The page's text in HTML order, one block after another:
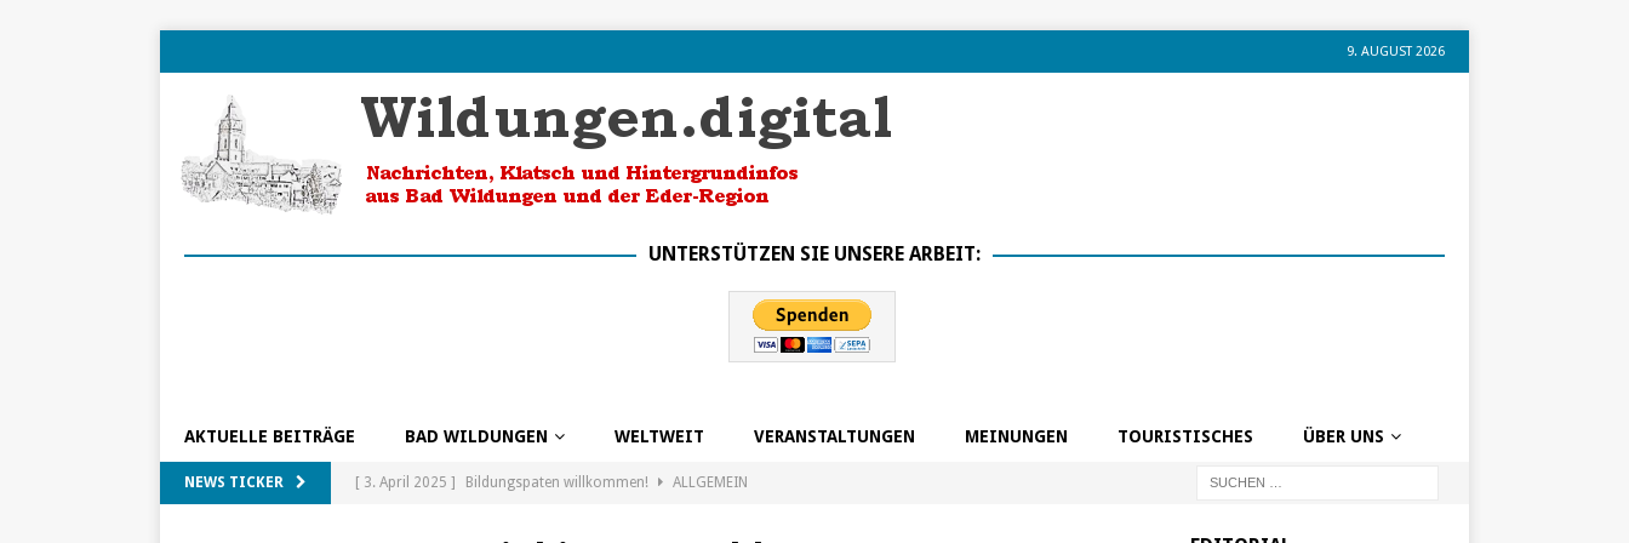
9. AUGUST 2026
UNTERSTÜTZEN SIE UNSERE ARBEIT:
AKTUELLE BEITRÄGE BAD WILDUNGEN WELTWEIT VERANSTALTUNGEN MEINUNGEN TOURISTISCHES ÜBER UNS
NEWS TICKER [ 3. April 2025 ] Bildungspaten willkommen! ALLGEMEIN